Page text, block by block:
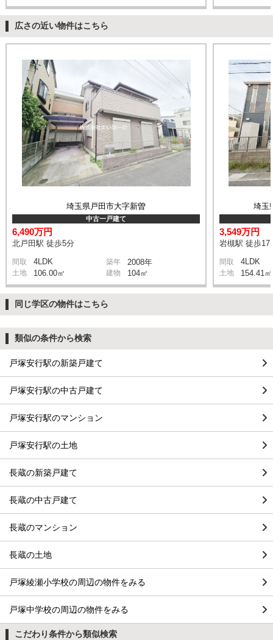
広さの近い物件はこちら
埼玉県戸田市大字新曽
中古一戸建て
6,490万円
北戸田駅 徒歩5分
間取 4LDK 築年 2008年
土地 106.00㎡ 建物 104㎡
埼玉
3,549万円
岩槻駅 徒歩17
間取 4LDK
土地 154.41㎡
同じ学区の物件はこちら
類似の条件から検索
戸塚安行駅の新築戸建て
戸塚安行駅の中古戸建て
戸塚安行駅のマンション
戸塚安行駅の土地
長蔵の新築戸建て
長蔵の中古戸建て
長蔵のマンション
長蔵の土地
戸塚綾瀬小学校の周辺の物件をみる
戸塚中学校の周辺の物件をみる
こだわり条件から類似検索